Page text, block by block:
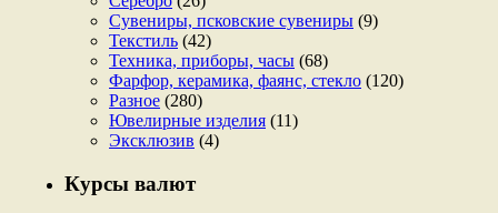
Сувениры, псковские сувениры (9)
Текстиль (42)
Техника, приборы, часы (68)
Фарфор, керамика, фаянс, стекло (120)
Разное (280)
Ювелирные изделия (11)
Эксклюзив (4)
Курсы валют